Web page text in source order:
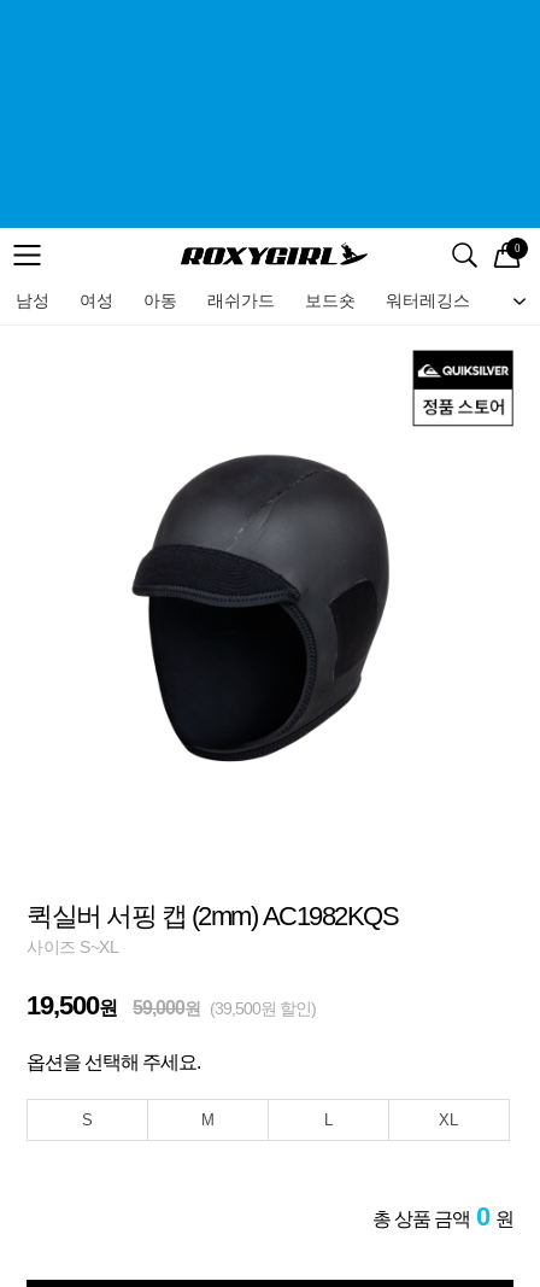
메뉴 검색
로고 0
남성 여성 아동 래쉬가드 보드숏 워터레깅스 비
메뉴
퀵실버 서핑 캡 (2mm) AC1982KQS
사이즈 S~XL
19,500원 59,000원 (39,500원 할인)
옵션을 선택해 주세요.
S M L XL
총 상품 금액 0 원